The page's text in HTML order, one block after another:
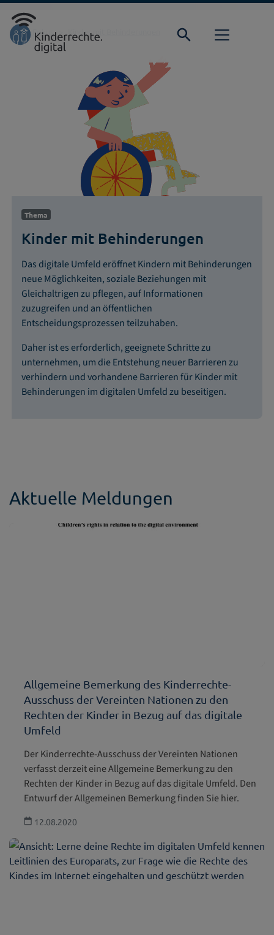
Direkt zur Hauptnavigation springen
Direkt zum Inhalt springen
Startseite
Fokus Kinder mit Behinderungen
Thema
Kinder mit Behinderungen
Das digitale Umfeld eröffnet Kindern mit Behinderungen
neue Möglichkeiten, soziale Beziehungen mit
Gleichaltrigen zu pflegen, auf Informationen
zuzugreifen und an öffentlichen
Entscheidungsprozessen teilzuhaben.
Daher ist es erforderlich, geeignete Schritte zu
unternehmen, um die Entstehung neuer Barrieren zu
verhindern und vorhandene Barrieren für Kinder mit
Behinderungen im digitalen Umfeld zu beseitigen.
Aktuelle Meldungen
Allgemeine Bemerkung des Kinderrechte-
Ausschuss der Vereinten Nationen zu den
Rechten der Kinder in Bezug auf das digitale
Umfeld
Der Kinderrechte-Ausschuss der Vereinten Nationen
verfasst derzeit eine Allgemeine Bemerkung zu den
Rechten der Kinder in Bezug auf das digitale Umfeld. Den
Entwurf der Allgemeinen Bemerkung finden Sie hier.
12.08.2020